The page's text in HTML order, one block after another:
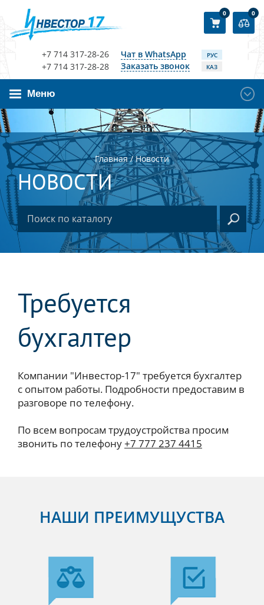
+7 714 317-28-26
+7 714 317-28-28
Чат в WhatsApp
Заказать звонок
РУС
КАЗ
0 0
Меню
Главная/Новости
НОВОСТИ
Требуется
бухгалтер
Компании "Инвестор-17" требуется бухгалтер
с опытом работы. Подробности предоставим в
разговоре по телефону.
По всем вопросам трудоустройства просим
звонить по телефону+7 777 237 4415
НАШИ ПРЕИМУЩУСТВА